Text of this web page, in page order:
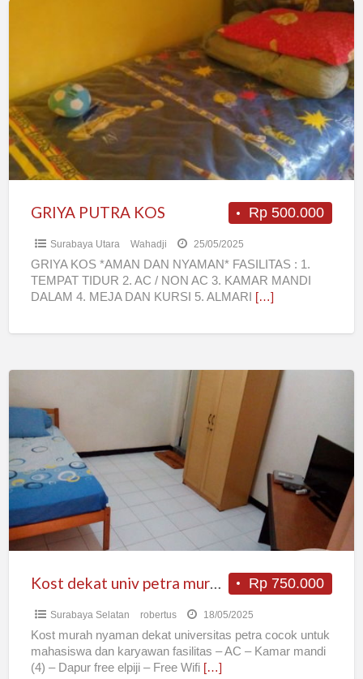
Rp 500.000
GRIYA PUTRA KOS
Surabaya Utara Wahadji 25/05/2025
GRIYA KOS *AMAN DAN NYAMAN* FASILITAS : 1.
TEMPAT TIDUR 2. AC / NON AC 3. KAMAR MANDI
DALAM 4. MEJA DAN KURSI 5. ALMARI
[…]
dekat
petra
murah
dan
nyaman
surabaya
Rp 750.000
Kost dekat univ petra murah dan nyaman surabaya
Surabaya Selatan robertus 18/05/2025
Kost murah nyaman dekat universitas petra cocok untuk
mahasiswa dan karyawan fasilitas – AC – Kamar mandi
(4) – Dapur free elpiji – Free Wifi […]